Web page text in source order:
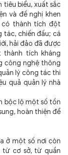
tiêu biểu, xuất sắc
và đề nghị khen
thành tích đột
tác, chiến đấu; cá
hải đảo đã được
tích kháng
công nghệ thông
lý công tác thi
quả quản lý nhà
bộc lộ một số tồn
hoàn thiện để
ở một số nơi còn
cơ sở, từ quần